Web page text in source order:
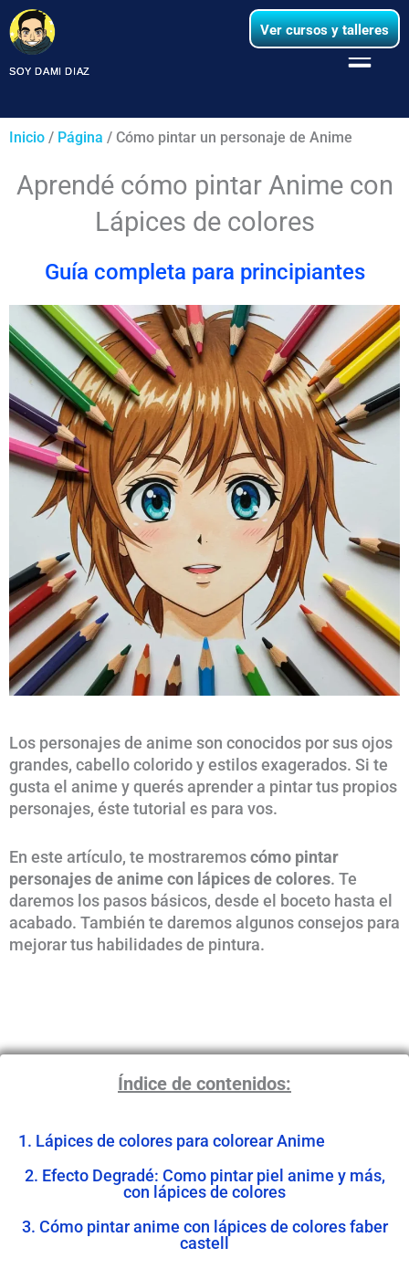
al
contenido
SOY DAMI DIAZ
Menú
SOY DAMI DIAZ
Ver cursos y talleres
Inicio / Página / Cómo pintar un personaje de Anime
Aprendé cómo pintar Anime con
Lápices de colores
Guía completa para principiantes
Los personajes de anime son conocidos por sus ojos
grandes, cabello colorido y estilos exagerados. Si te
gusta el anime y querés aprender a pintar tus propios
personajes, éste tutorial es para vos.
En este artículo, te mostraremoscómo pintar
personajes de anime con lápices de colores. Te
daremos los pasos básicos, desde el boceto hasta el
acabado. También te daremos algunos consejos para
mejorar tus habilidades de pintura.
Índice de contenidos:
1. Lápices de colores para colorear Anime
2. Efecto Degradé: Como pintar piel anime y más,
con lápices de colores
3. Cómo pintar anime con lápices de colores faber
castell